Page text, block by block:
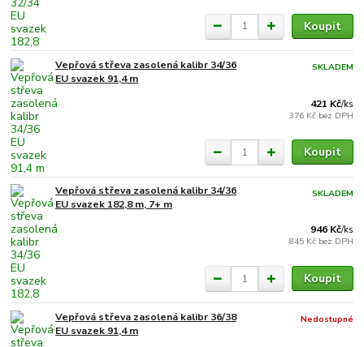
Koupit
Vepřová střeva zasolená kalibr 34/36
EU svazek 91,4 m
421 Kč/ks
376 Kč bez DPH
SKLADEM
Koupit
Vepřová střeva zasolená kalibr 34/36
EU svazek 182,8 m, 7+ m
946 Kč/ks
845 Kč bez DPH
SKLADEM
Koupit
Vepřová střeva zasolená kalibr 36/38
EU svazek 91,4 m
Nedostupné